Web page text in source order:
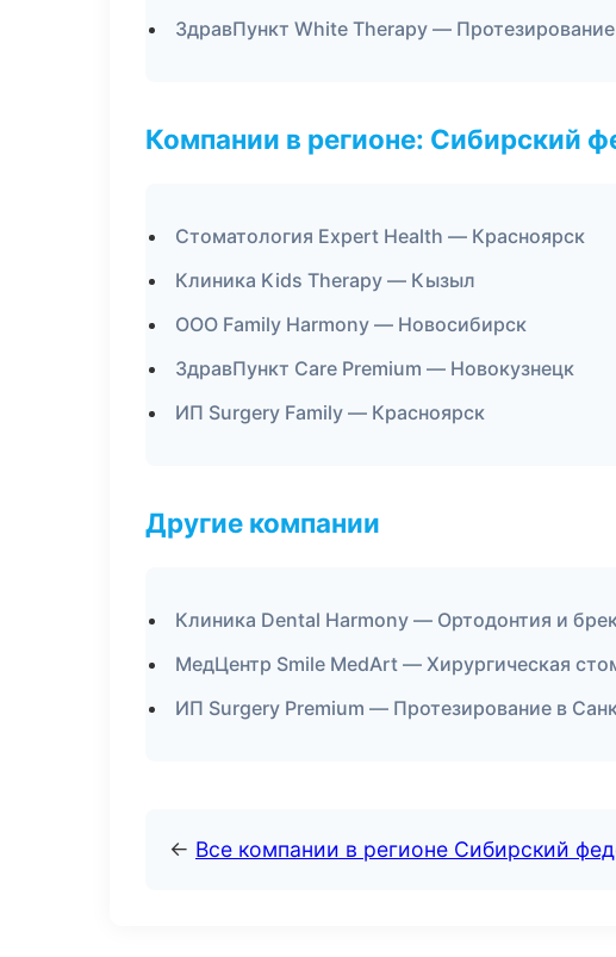
ЗдравПункт White Therapy — Протезирование
Компании в регионе: Сибирский
Стоматология Expert Health — Красноярск
Клиника Kids Therapy — Кызыл
ООО Family Harmony — Новосибирск
ЗдравПункт Care Premium — Новокузнецк
ИП Surgery Family — Красноярск
Другие компании
Клиника Dental Harmony — Ортодонтия и
МедЦентр Smile MedArt — Хирургическая
ИП Surgery Premium — Протезирование в
← Все компании в регионе Сибирский